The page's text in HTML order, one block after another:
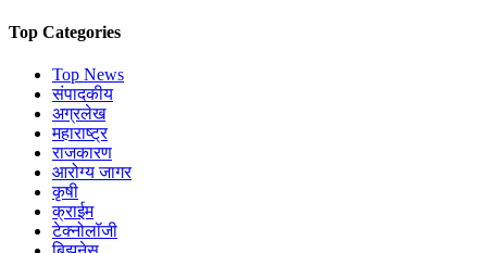
Top Categories
Top News
संपादकीय
अग्रलेख
महाराष्ट्र
राजकारण
आरोग्य जागर
कृषी
क्राईम
टेक्नोलॉजी